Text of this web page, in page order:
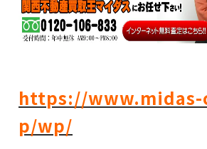
https://
p/wp/